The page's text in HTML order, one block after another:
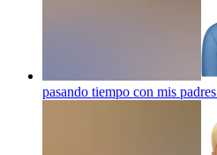
pasando tiempo con mis padres